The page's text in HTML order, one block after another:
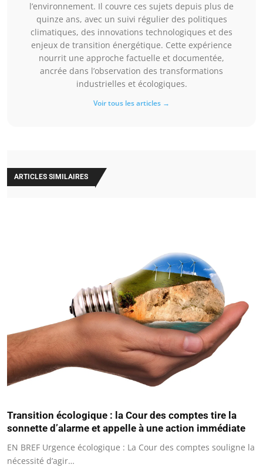
l’environnement. Il couvre ces sujets depuis plus de
quinze ans, avec un suivi régulier des politiques
climatiques, des innovations technologiques et des
enjeux de transition énergétique. Cette expérience
nourrit une approche factuelle et documentée,
ancrée dans l’observation des transformations
industrielles et écologiques.
Voir tous les articles →
ARTICLES SIMILAIRES
Transition écologique : la Cour des comptes tire la
sonnette d’alarme et appelle à une action immédiate
EN BREF Urgence écologique : La Cour des comptes souligne la
nécessité d’agir…